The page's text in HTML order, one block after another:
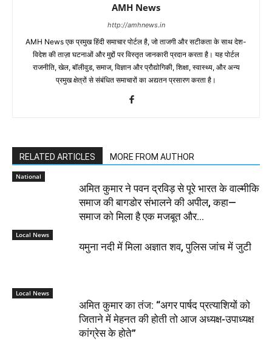
AMH News
http://amhnews.in
AMH News एक प्रमुख हिंदी समाचार पोर्टल है, जो ताजगी और सटीकता के साथ देश-
विदेश की ताज़ा घटनाओं और मुद्दों पर विस्तृत जानकारी प्रदान करता है। यह पोर्टल
राजनीति, खेल, बॉलीवुड, समाज, विज्ञान और प्रौद्योगिकी, शिक्षा, स्वास्थ्य, और अन्य
प्रमुख क्षेत्रों से संबंधित समाचारों का अद्यतन प्रसारण करता है।
RELATED ARTICLES MORE FROM AUTHOR
National
अमित कुमार ने पवन द्रविड़ से पूरे भारत के वाल्मीकि
समाज की बागडोर संभालने की अपील, कहा—
समाज को मिला है एक मजबूत और...
Local News
यमुना नदी में मिला अज्ञात शव, पुलिस जांच में जुटी
Local News
अमित कुमार का तंज: “अगर पार्षद प्रत्याशियों को
जिताने में मेहनत की होती तो आज अध्यक्ष-उपाध्यक्ष
कांग्रेस के होते”